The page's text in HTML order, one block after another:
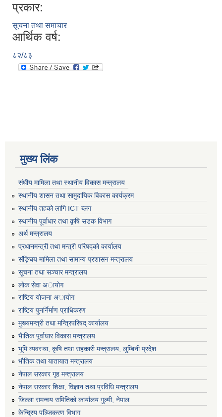
प्रकार:
सूचना तथा समाचार
आर्थिक वर्ष:
८२/८३
मुख्य लिंक
संघीय मामिला तथा स्थानीय विकास मन्त्रालय
स्थानीय शासन तथा सामुदायिक विकास कार्यक्रम
स्थानीय तहको लागि ICT ब्लग
स्थानीय पूर्वाधार तथा कृषि सडक विभाग
अर्थ मन्त्रालय
प्रधानमन्त्री तथा मन्त्री परिषद्काे कार्यालय
संङ्घिय मामिला तथा सामान्य प्रशासन मन्त्रालय
सूचना तथा सञ्चार मन्त्रालय
लाेक सेवा अायाेग
राष्टिय याेजना अायाेग
राष्टिय पुनर्निर्माण प्राधिकरण
मुख्यमन्त्री तथा मन्त्रिपरिषद् कार्यालय
भैातिक पूर्वाधार विकास मन्त्रालय
भूमि व्यवस्था, कृषि तथा सहकारी मन्त्रालय, लु्म्बिनी प्रदेश
भाैतिक तथा यातायात मन्त्रालय
नेपाल सरकार गृह मन्त्रालय
नेपाल सरकार शिक्षा, विज्ञान तथा प्रविधि मन्त्रालय
जिल्ला समन्वय समितिको कार्यालय गुल्मी, नेपाल
केन्द्रिय पञ्जिकरण विभाग